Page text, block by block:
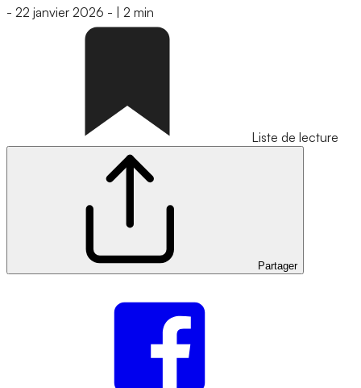
- 22 janvier 2026 - 2 min
Liste de lecture
Partager